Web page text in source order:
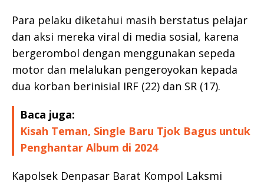
Para pelaku diketahui masih berstatus pelajar
dan aksi mereka viral di media sosial, karena
bergerombol dengan menggunakan sepeda
motor dan melalukan pengeroyokan kepada
dua korban berinisial IRF (22) dan SR (17).
Baca juga:
Kisah Teman, Single Baru Tjok Bagus untuk
Penghantar Album di 2024
Kapolsek Denpasar Barat Kompol Laksmi